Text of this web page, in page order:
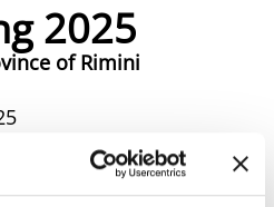
2025
of Rimini